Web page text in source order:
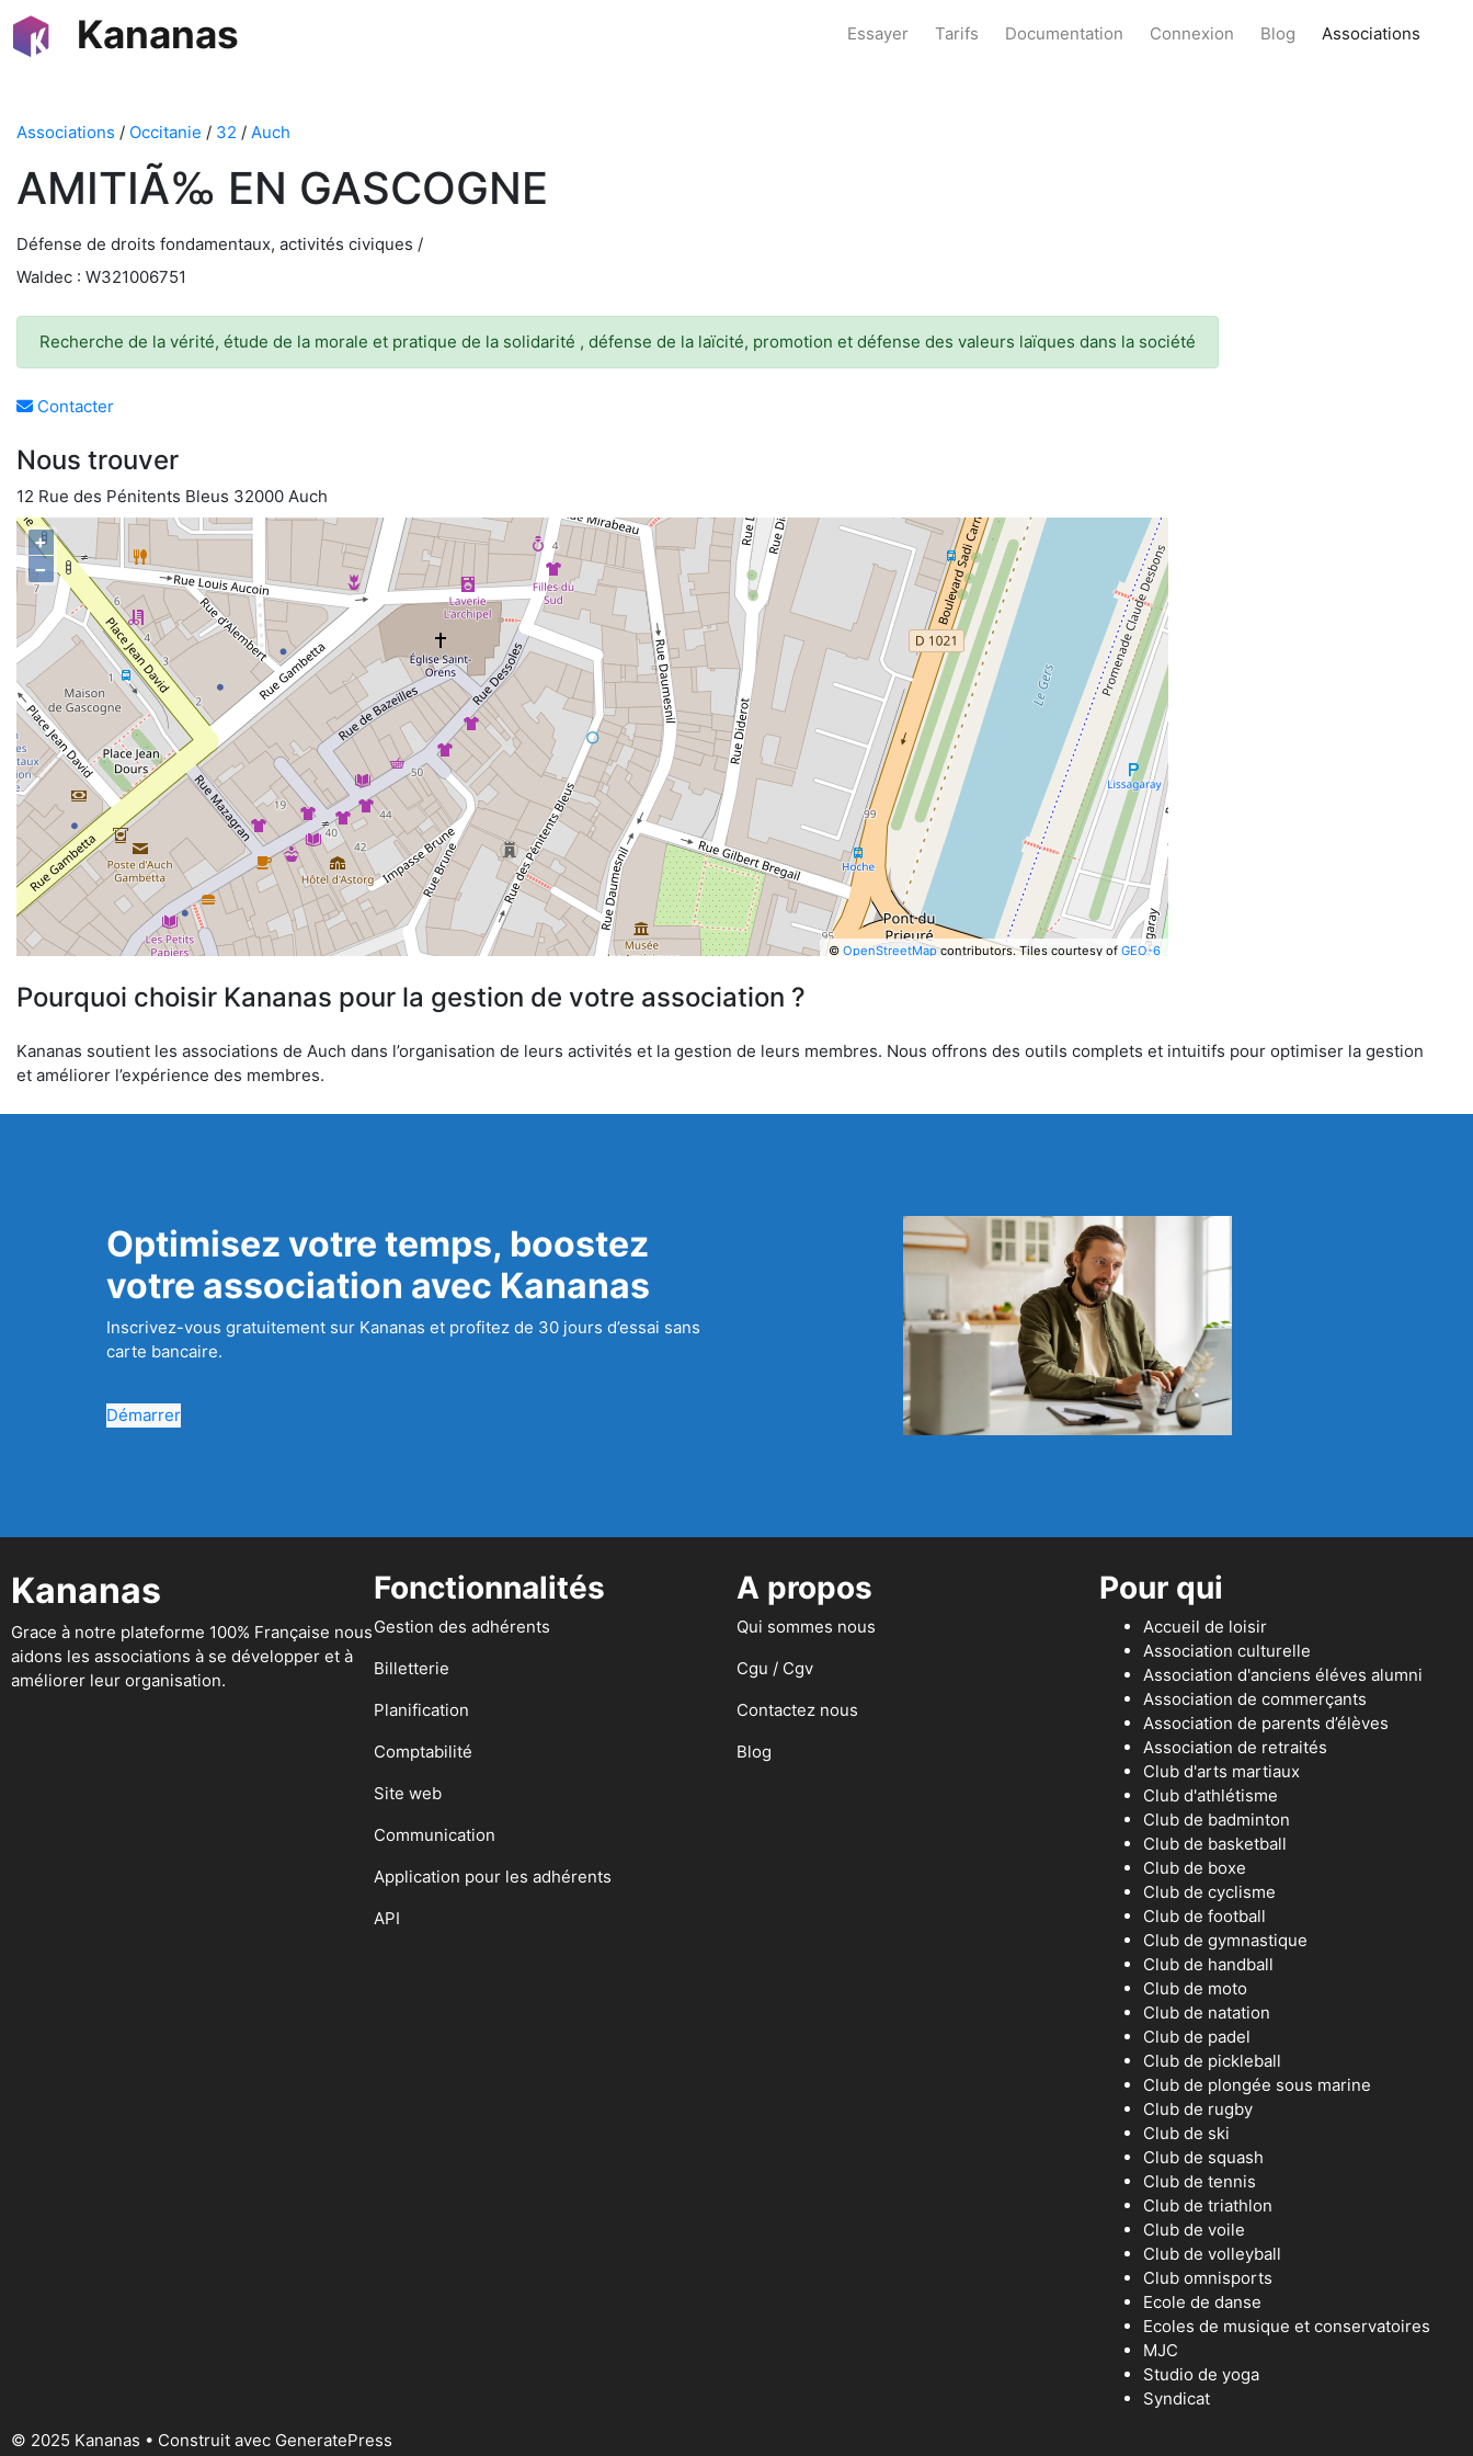
Kananas Essayer Tarifs Documentation Connexion Blog Associations
Associations / Occitanie / 32 / Auch
AMITIÃ‰ EN GASCOGNE
Défense de droits fondamentaux, activités civiques /
Waldec : W321006751
Recherche de la vérité, étude de la morale et pratique de la solidarité , défense de la laïcité, promotion et défense des valeurs laïques dans la société
Contacter
Nous trouver
12 Rue des Pénitents Bleus 32000 Auch
+
−
© OpenStreetMapcontributors. Tiles courtesy of GEO-6
Pourquoi choisir Kananas pour la gestion de votre association ?
Kananas soutient les associations de Auch dans l’organisation de leurs activités et la gestion de leurs membres. Nous offrons des outils complets et intuitifs pour optimiser la gestion
et améliorer l’expérience des membres.
Optimisez votre temps, boostez
votre association avec Kananas
Inscrivez-vous gratuitement sur Kananas et profitez de 30 jours d’essai sans
carte bancaire.
Démarrer
Kananas
Grace à notre plateforme 100% Française nous
aidons les associations à se développer et à
améliorer leur organisation.
Fonctionnalités
Gestion des adhérents
Billetterie
Planification
Comptabilité
Site web
Communication
Application pour les adhérents
API
A propos
Qui sommes nous
Cgu / Cgv
Contactez nous
Blog
Pour qui
Accueil de loisir
Association culturelle
Association d'anciens éléves alumni
Association de commerçants
Association de parents d’élèves
Association de retraités
Club d'arts martiaux
Club d'athlétisme
Club de badminton
Club de basketball
Club de boxe
Club de cyclisme
Club de football
Club de gymnastique
Club de handball
Club de moto
Club de natation
Club de padel
Club de pickleball
Club de plongée sous marine
Club de rugby
Club de ski
Club de squash
Club de tennis
Club de triathlon
Club de voile
Club de volleyball
Club omnisports
Ecole de danse
Ecoles de musique et conservatoires
MJC
Studio de yoga
Syndicat
© 2025 Kananas • Construit avec GeneratePress